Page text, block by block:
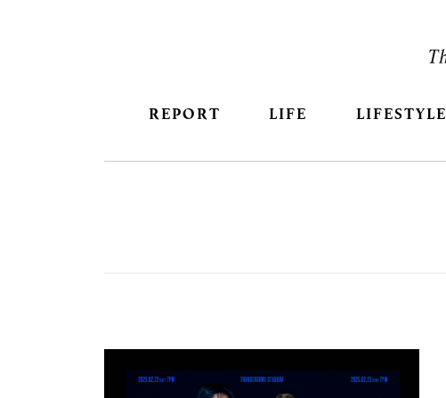
REPORT LIFE LIFESTYLE